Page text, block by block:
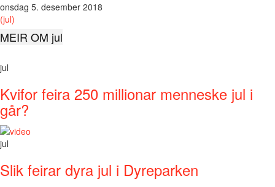
onsdag 5. desember 2018
(jul)
MEIR OM jul
jul
Kvifor feira 250 millionar menneske jul i
går?
jul
Slik feirar dyra jul i Dyreparken